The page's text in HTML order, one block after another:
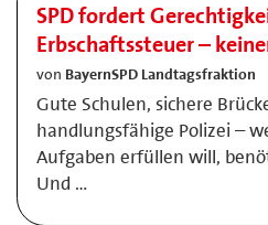
SPD fordert
Erbschaftssteuer –
von BayernSPD Landtagsfraktion
Gute Schulen, sichere
handlungsfähige Polizei –
Aufgaben erfüllen will,
Und …